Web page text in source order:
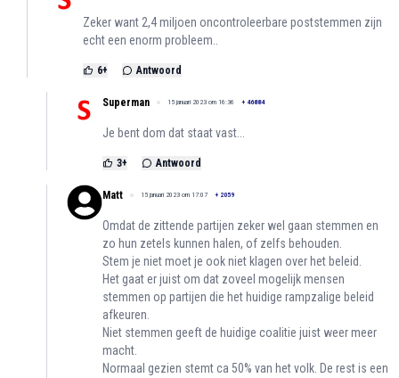
Zeker want 2,4 miljoen oncontroleerbare poststemmen zijn
echt een enorm probleem..
6+ Antwoord
Superman 15 januari 2023 om 16:36 + 46884
Je bent dom dat staat vast...
3+ Antwoord
Matt 15 januari 2023 om 17:07 + 2059
Omdat de zittende partijen zeker wel gaan stemmen en
zo hun zetels kunnen halen, of zelfs behouden.
Stem je niet moet je ook niet klagen over het beleid.
Het gaat er juist om dat zoveel mogelijk mensen
stemmen op partijen die het huidige rampzalige beleid
afkeuren.
Niet stemmen geeft de huidige coalitie juist weer meer
macht.
Normaal gezien stemt ca 50% van het volk. De rest is een